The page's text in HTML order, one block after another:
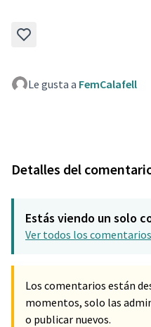
Le gusta a FemCalafell
Detalles del
Estás viendo un solo
Ver todos los comentarios
Los comentarios están
momentos, solo las
o publicar nuevos.